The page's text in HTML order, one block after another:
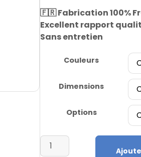
🇫🇷 Fabrication 100%
Excellent rapport
Sans entretien
Couleurs
Dimensions
Options